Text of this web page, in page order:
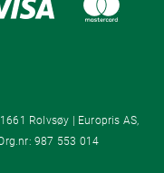
Rolvsøy | Europris AS,
987 553 014